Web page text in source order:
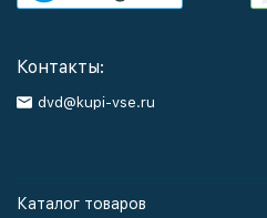
Контакты:
dvd@kupi-vse.ru
Каталог товаров